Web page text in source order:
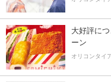
大好評に
ーン
オリコンタイ